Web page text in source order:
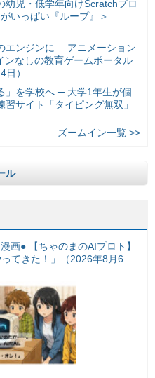
幼児・低学年向けScratchプロ
いっぱい『ループ』＞
エンジンに ─ アニメーション
ンなしの教育ゲームポータル
日）
」を学校へ ─ 大学1年生が個
サイト「タイピング無双」
ズームイン一覧 >>
ル
画● 【ちゃのまのAIプロト】
てきた！」（2026年8月6